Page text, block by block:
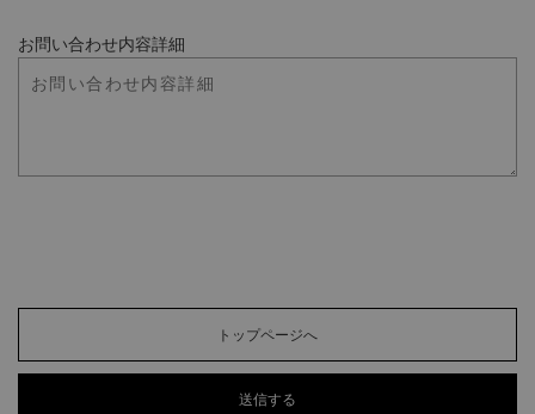
お問い合わせ内容詳細
トップページへ